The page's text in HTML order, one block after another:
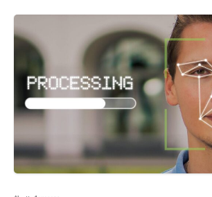
ผู้เสียภาษีคือฮีโรเพราะเงินทุกบาทที่จ่ายไ
ในการพัฒนาประเทศอย่างเหมาะสม แต่
เหตุการณ์ที่ผ่านมาองค์กรอิสระตามรัฐธ
กกต. ฯลฯ ที่มีหน้าที่ตรวจสอบการใช้งบ
เคยถูกใครตรวจสอบเลย หลายเคสกลับเ
หน้า ทั้งที่หน่วยงานเหล่านี้ใช้งบจำนวนมห
เราจ่ายไป ฝั่งประชาชนเองก็ถูกตัดสิทธิใ
องค์กรอิสระออกไป เนื่องจากรัฐธรรม
เป็นที่มาของฟีเจอร์ใหม่ “เข้าชื่อเสนอกฎ